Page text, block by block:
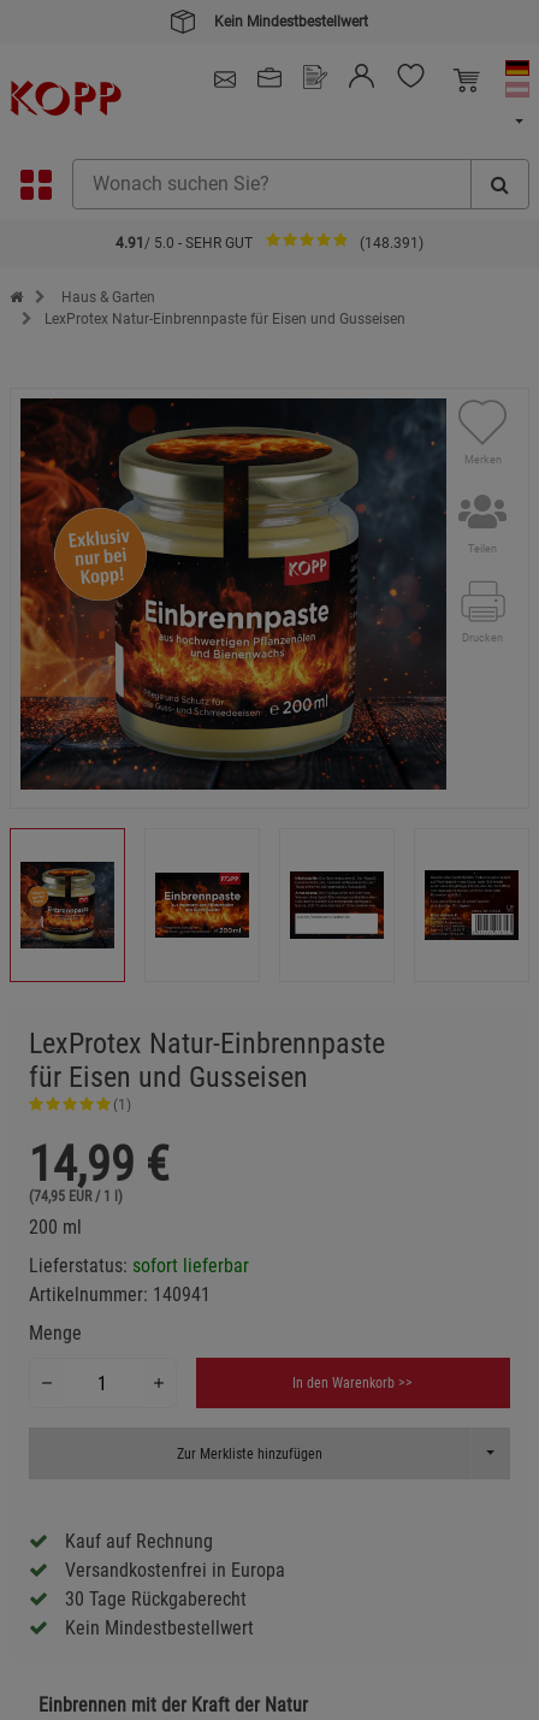
Kein Mindestbestellwert
4.91 / 5.0 - SEHR GUT (148.391)
Zur Startseite des Kopp Verlag Online-Shop
Haus & Garten
LexProtex Natur-Einbrennpaste für Eisen und Gusseisen
Merken
Teilen
Drucken
LexProtex Natur-Einbrennpaste
für Eisen und Gusseisen
(1)
14,99 €
(74,95 EUR / 1 l)
200 ml
Lieferstatus: sofort lieferbar
Artikelnummer: 140941
Menge
In den Warenkorb >>
Zur Merkliste hinzufügen Toggle
Kauf auf Rechnung
Versandkostenfrei in Europa
30 Tage Rückgaberecht
Kein Mindestbestellwert
Einbrennen mit der Kraft der Natur